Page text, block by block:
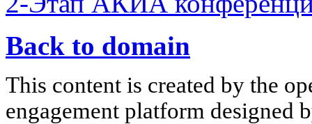
Back to domain
This content is created by the
engagement platform designed